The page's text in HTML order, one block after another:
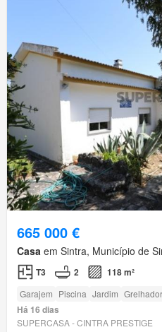
665 000 €
Casa em Sintra, Município de
T3 2 118 m²
Garajem Piscina Jardim Grelhador
Há 16 dias
SUPERCASA - CINTRA PRESTIGE